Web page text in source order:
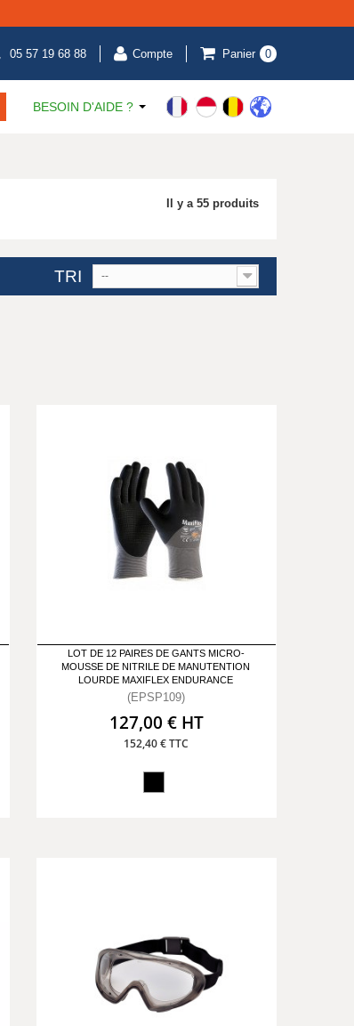
05 57 19 68 88 Compte Panier 0
BESOIN D'AIDE ?
Il y a 55 produits
TRI --
LOT DE 12 PAIRES DE GANTS MICRO-
MOUSSE DE NITRILE DE MANUTENTION
LOURDE MAXIFLEX ENDURANCE
(EPSP109)
127,00 € HT
152,40 € TTC